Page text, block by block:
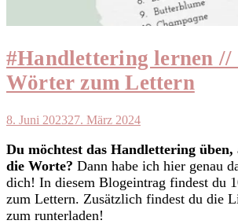
#Handlettering lernen //
Wörter zum Lettern
8. Juni 202327. März 2024
Du möchtest das Handlettering
die Worte? Dann habe ich hier genau
dich! In diesem Blogeintrag findest du
zum Lettern. Zusätzlich findest du die
zum runterladen!